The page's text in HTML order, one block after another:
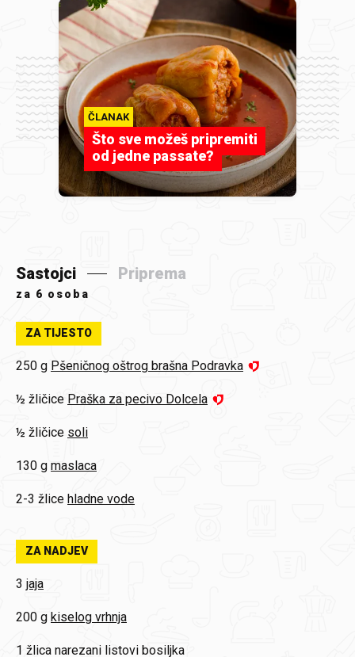
ČLANAK
Što sve možeš pripremiti
od jedne passate?
Sastojci Priprema
za 6 osoba
ZA TIJESTO
250 g Pšeničnog oštrog brašna Podravka
½ žličice Praška za pecivo Dolcela
½ žličice soli
130 g maslaca
2-3 žlice hladne vode
ZA NADJEV
3 jaja
200 g kiselog vrhnja
1 žlica narezani listovi bosiljka